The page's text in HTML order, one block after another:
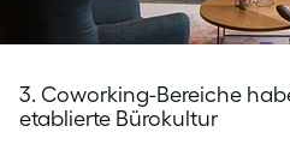
3. Coworking-Bereiche
etablierte Bürokultur